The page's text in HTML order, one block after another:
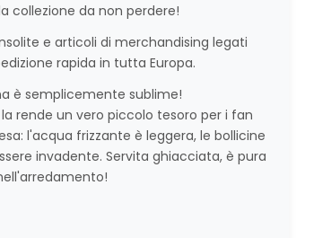
collezione da non perdere!
e articoli di merchandising legati
rapida in tutta Europa.
è semplicemente sublime!
rende un vero piccolo tesoro per i fan
l'acqua frizzante è leggera, le bollicine
invadente. Servita ghiacciata, è pura